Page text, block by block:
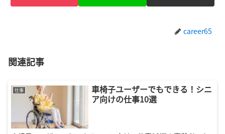
career65
関連記事
仕事
車椅子ユーザーでもできる！シニ
ア向けの仕事10選